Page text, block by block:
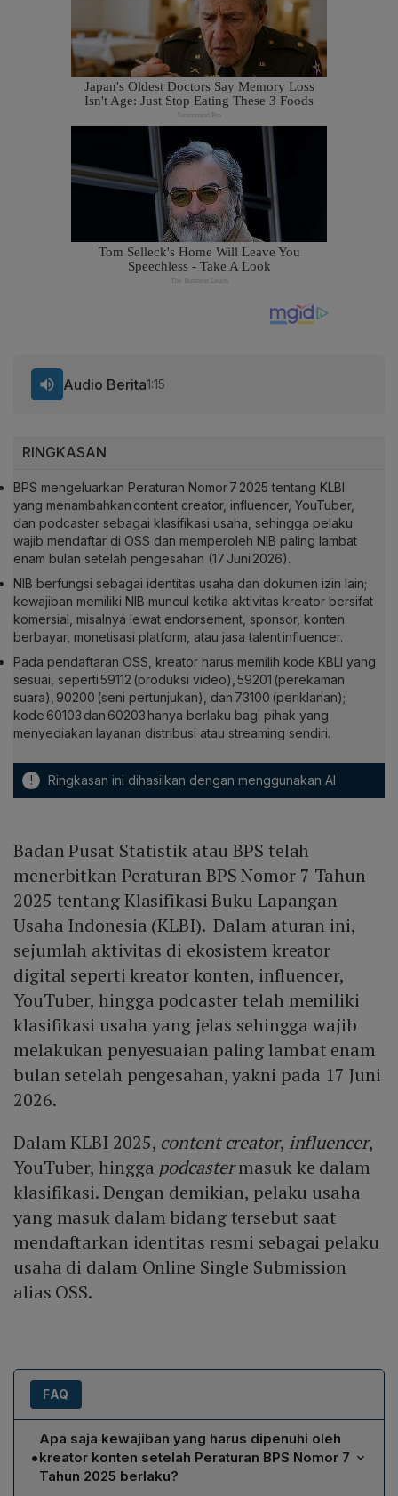
RINGKASAN
BPS mengeluarkan Peraturan Nomor 7 2025 tentang KLBI
yang menambahkan content creator, influencer, YouTuber,
dan podcaster sebagai klasifikasi usaha, sehingga pelaku
wajib mendaftar di OSS dan memperoleh NIB paling lambat
enam bulan setelah pengesahan (17 Juni 2026).
NIB berfungsi sebagai identitas usaha dan dokumen izin lain;
kewajiban memiliki NIB muncul ketika aktivitas kreator bersifat
komersial, misalnya lewat endorsement, sponsor, konten
berbayar, monetisasi platform, atau jasa talent influencer.
Pada pendaftaran OSS, kreator harus memilih kode KBLI yang
sesuai, seperti 59112 (produksi video), 59201 (perekaman
suara), 90200 (seni pertunjukan), dan 73100 (periklanan);
kode 60103 dan 60203 hanya berlaku bagi pihak yang
menyediakan layanan distribusi atau streaming sendiri.
! Ringkasan ini dihasilkan dengan menggunakan AI
Audio Berita1:15
Badan Pusat Statistik atau BPS telah
menerbitkan Peraturan BPS Nomor 7 Tahun
2025 tentang Klasifikasi Buku Lapangan
Usaha Indonesia (KLBI). Dalam aturan ini,
sejumlah aktivitas di ekosistem kreator
digital seperti kreator konten, influencer,
YouTuber, hingga podcaster telah memiliki
klasifikasi usaha yang jelas sehingga wajib
melakukan penyesuaian paling lambat enam
bulan setelah pengesahan, yakni pada 17 Juni
2026.
Dalam KLBI 2025, content creator, influencer,
YouTuber, hingga podcastermasuk ke dalam
klasifikasi. Dengan demikian, pelaku usaha
yang masuk dalam bidang tersebut saat
mendaftarkan identitas resmi sebagai pelaku
usaha di dalam Online Single Submission
alias OSS.
FAQ
•
Apa saja kewajiban yang harus dipenuhi oleh
kreator konten setelah Peraturan BPS Nomor 7
Tahun 2025 berlaku?